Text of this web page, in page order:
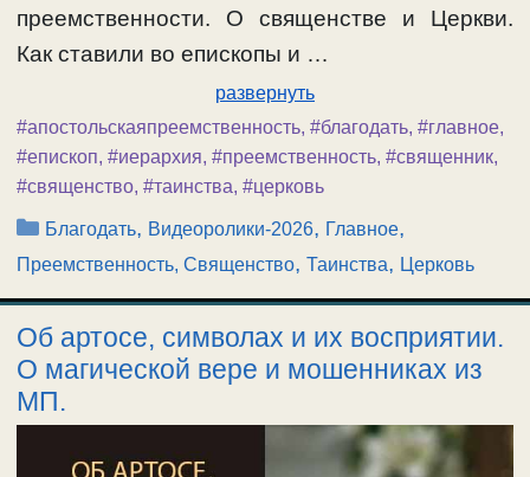
преемственности. О священстве и Церкви.
Как ставили во епископы и …
развернуть
#апостольскаяпреемственность, #благодать, #главное,
#епископ, #иерархия, #преемственность, #священник,
#священство, #таинства, #церковь
Рубрики
Благодать, Видеоролики-2026, Главное,
Преемственность, Священство, Таинства, Церковь
Об артосе, символах и их восприятии.
О магической вере и мошенниках из
МП.